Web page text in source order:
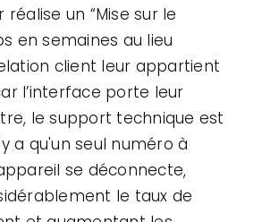
un “Mise sur le
en semaines au lieu
client leur appartient
l’interface porte leur
le support technique est
a qu'un seul numéro à
se déconnecte,
le taux de